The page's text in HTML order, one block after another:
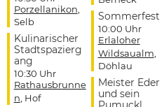
Porzellanikon
Selb
Kulinarischer
Stadtspazierg
ang
10:30 Uhr
Rathausbrunne
n , Hof
Sommerfest
10:00 Uhr
Erlaloher
Wildsaualm
Döhlau
Meister Eder
und sein